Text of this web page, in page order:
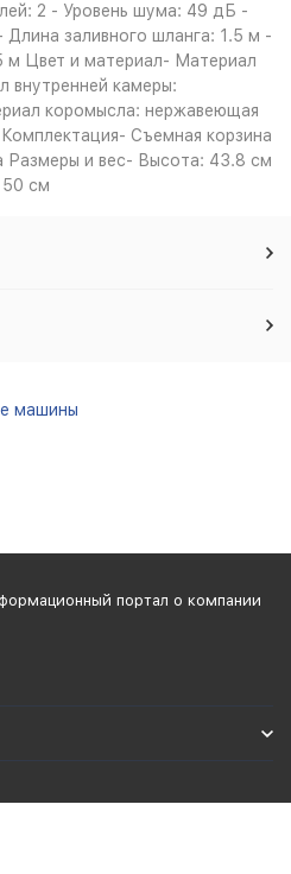
2 - Уровень шума: 49 дБ -
Длина заливного шланга: 1.5 м -
м Цвет и материал- Материал
внутренней камеры:
коромысла: нержавеющая
Съемная корзина
Размеры и вес- Высота: 43.8 см
см
машины
портал о компании